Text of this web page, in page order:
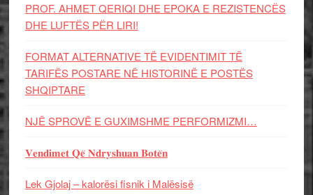
PROF. AHMET QERIQI DHE EPOKA E REZISTENCЁS
DHE LUFTЁS PЁR LIRI!
FORMAT ALTERNATIVE TË EVIDENTIMIT TË
TARIFËS POSTARE NË HISTORINË E POSTËS
SHQIPTARE
NJË SPROVË E GUXIMSHME PERFORMIZMI…
𝐕𝐞𝐧𝐝𝐢𝐦𝐞𝐭 𝐐𝐞̈ 𝐍𝐝𝐫𝐲𝐬𝐡𝐮𝐚𝐧 𝐁𝐨𝐭𝐞̈𝐧
Lek Gjolaj – kalorësi fisnik i Malësisë